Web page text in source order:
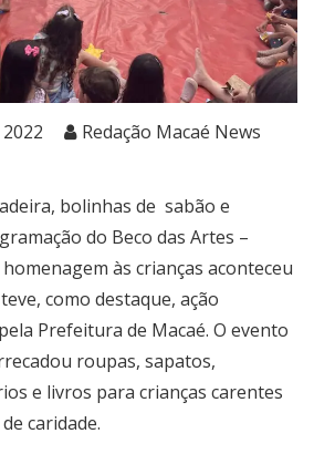
Redação Macaé News
bolinhas de sabão e
do Beco das Artes –
às crianças aconteceu
como destaque, ação
Prefeitura de Macaé. O evento
roupas, sapatos,
e livros para crianças carentes
caridade.